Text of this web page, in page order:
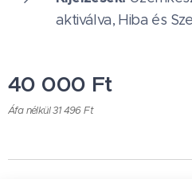
aktiválva, Hiba és
40 000 Ft
Áfa nélkül 31 496 Ft